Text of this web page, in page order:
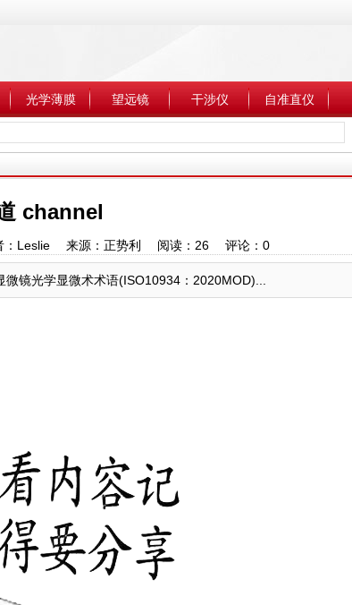
光学薄膜 望远镜 干涉仪 自准直仪
channel
：Leslie 来源：正势利 阅读： 26 评论： 0
镜光学显微术术语(ISO10934：2020MOD)...